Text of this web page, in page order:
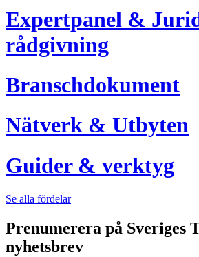
Expertpanel &
rådgivning
Branschdokument
Nätverk & Utbyten
Guider & verktyg
Se alla fördelar
Prenumerera på Sveriges
nyhetsbrev